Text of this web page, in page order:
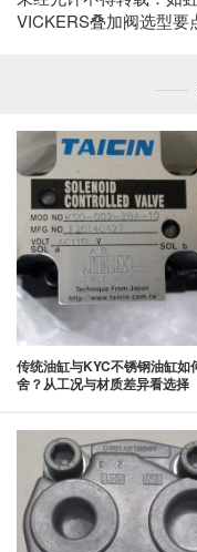
VICKERS叠加阀选型
传统油缸与KYC不锈钢油缸如
舍？从工况与材质差异看选择